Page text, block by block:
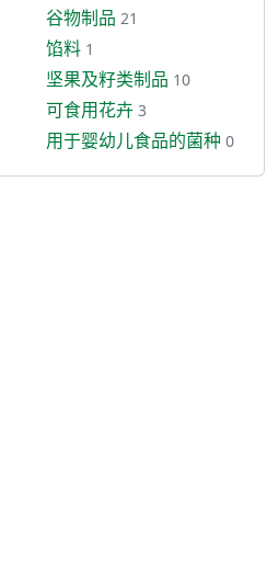
谷物制品 21
馅料 1
坚果及籽类制品 10
可食用花卉 3
用于婴幼儿食品的菌种 0